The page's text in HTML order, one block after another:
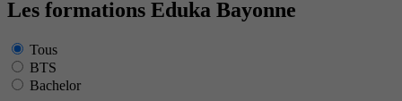
Les formations Eduka Bayonne
Tous
BTS
Bachelor